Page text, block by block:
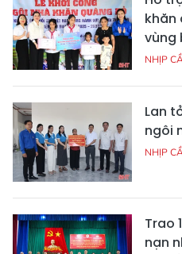
khăn
vùng
NHỊP
Lan
ngôi
NHỊP
Trao
nạn